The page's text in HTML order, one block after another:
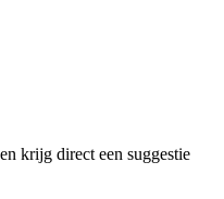
krijg direct een suggestie